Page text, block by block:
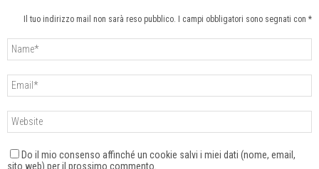
Il tuo indirizzo mail non sarà reso pubblico. I campi obbligatori sono segnati con *
Do il mio consenso affinché un cookie salvi i miei dati (nome, email,
sito web) per il prossimo commento.